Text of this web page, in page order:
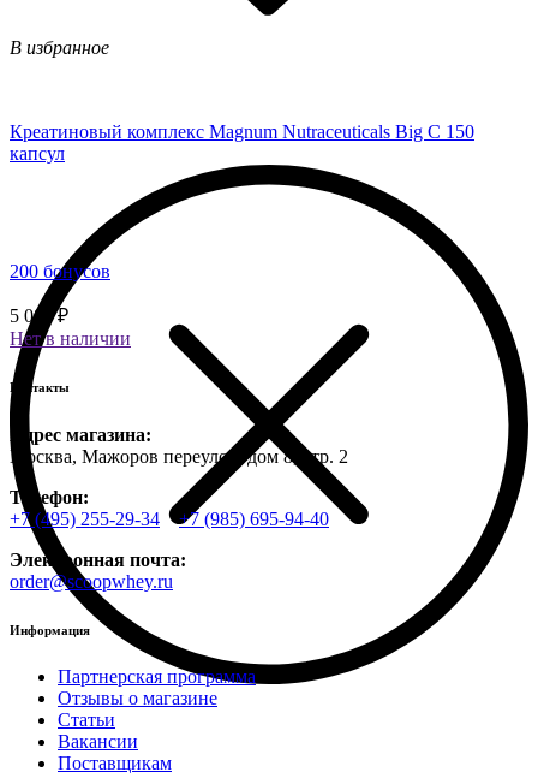
В избранное
Креатиновый комплекс Magnum Nutraceuticals Big C 150
капсул
200 бонусов
5 000 ₽
Нет в наличии
Контакты
Адрес магазина:
Москва, Мажоров переулок, дом 8, стр. 2
Телефон:
+7 (495) 255-29-34
+7 (985) 695-94-40
Электронная почта:
order@scoopwhey.ru
Информация
Партнерская программа
Отзывы о магазине
Статьи
Вакансии
Поставщикам